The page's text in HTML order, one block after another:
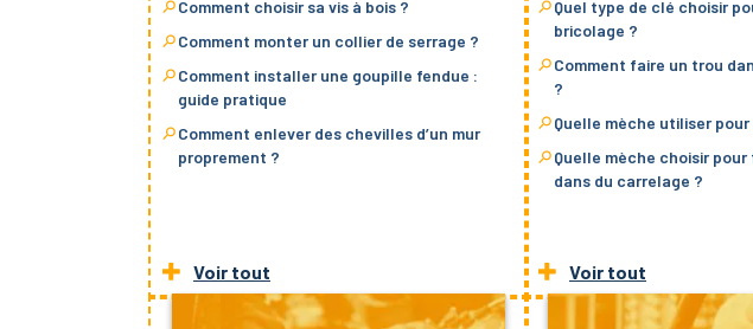
Comment choisir sa vis à bois ?
Comment monter un collier de serrage ?
Comment installer une goupille fendue :
guide pratique
Comment enlever des chevilles d’un mur
proprement ?
Voir tout
Quel type de clé choisir
bricolage ?
Comment faire un trou
?
Quelle mèche utiliser
Quelle mèche choisir
dans du carrelage ?
Voir tout